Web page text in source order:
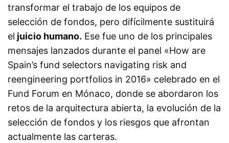
transformar el trabajo de los equipos de
selección de fondos, pero difícilmente sustituirá
el juicio humano. Ese fue uno de los principales
mensajes lanzados durante el panel «How are
Spain’s fund selectors navigating risk and
reengineering portfolios in 2016» celebrado en el
Fund Forum en Mónaco, donde se abordaron los
retos de la arquitectura abierta, la evolución de la
selección de fondos y los riesgos que afrontan
actualmente las carteras.